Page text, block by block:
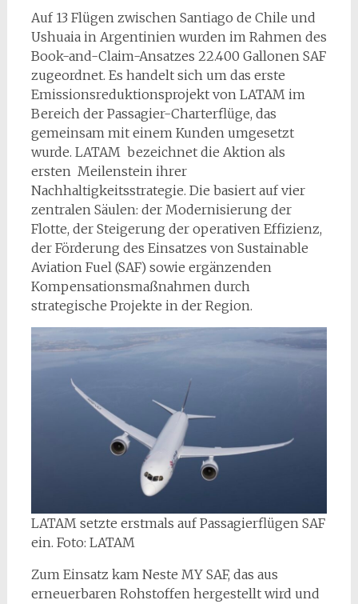
Auf 13 Flügen zwischen Santiago de Chile und
Ushuaia in Argentinien wurden im Rahmen des
Book-and-Claim-Ansatzes 22.400 Gallonen SAF
zugeordnet. Es handelt sich um das erste
Emissionsreduktionsprojekt von LATAM im
Bereich der Passagier-Charterflüge, das
gemeinsam mit einem Kunden umgesetzt
wurde. LATAM bezeichnet die Aktion als
ersten Meilenstein ihrer
Nachhaltigkeitsstrategie. Die basiert auf vier
zentralen Säulen: der Modernisierung der
Flotte, der Steigerung der operativen Effizienz,
der Förderung des Einsatzes von Sustainable
Aviation Fuel (SAF) sowie ergänzenden
Kompensationsmaßnahmen durch
strategische Projekte in der Region.
LATAM setzte erstmals auf Passagierflügen SAF
ein. Foto: LATAM
Zum Einsatz kam Neste MY SAF, das aus
erneuerbaren Rohstoffen hergestellt wird und